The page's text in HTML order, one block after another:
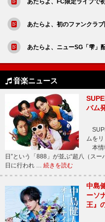
あたらよ、初のファンクラ
あたらよ、ニューSG「雫」
音楽ニュース
バム
ムをリ
本情
日”という「888」が並ぶ“超八（ス
日に行われ … 続きを読む
中島
ーソ
王』